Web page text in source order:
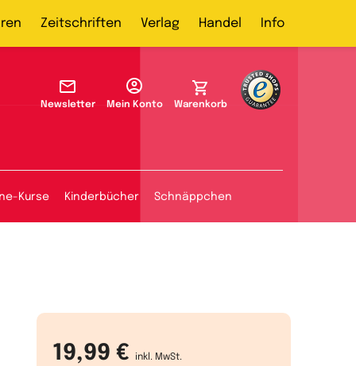
Zeitschriften Verlag Handel Info
Newsletter Mein Konto Warenkorb
Kurse Kinderbücher Schnäppchen
19,99 € inkl. MwSt.